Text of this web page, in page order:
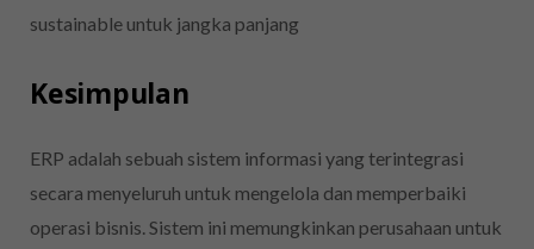
sustainable untuk jangka panjang
Kesimpulan
ERP adalah sebuah sistem informasi yang terintegrasi
secara menyeluruh untuk mengelola dan memperbaiki
operasi bisnis. Sistem ini memungkinkan perusahaan untuk